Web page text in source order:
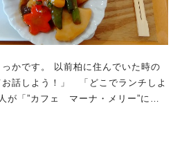
に住んでいた時の
話しよう！」 「どこでランチしよ
が「”カフェ マーナ・メリー”に再
ので、お一人で・お友達と・デート